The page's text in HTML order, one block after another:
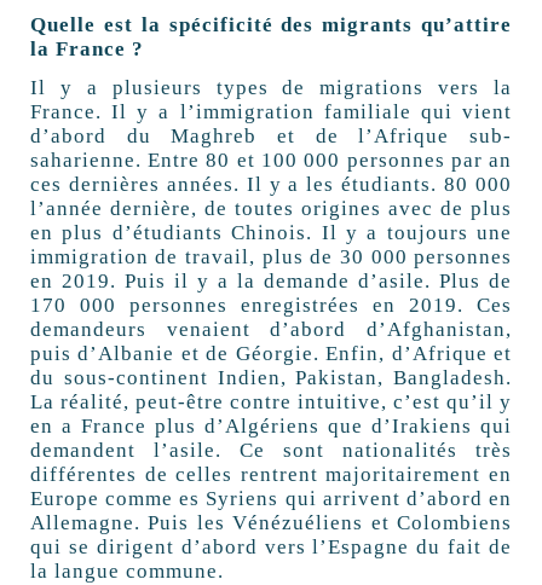
Quelle est la spécificité des migrants qu’attire
la France ?
Il y a plusieurs types de migrations vers la
France. Il y a l’immigration familiale qui vient
d’abord du Maghreb et de l’Afrique sub-
saharienne. Entre 80 et 100 000 personnes par an
ces dernières années. Il y a les étudiants. 80 000
l’année dernière, de toutes origines avec de plus
en plus d’étudiants Chinois. Il y a toujours une
immigration de travail, plus de 30 000 personnes
en 2019. Puis il y a la demande d’asile. Plus de
170 000 personnes enregistrées en 2019. Ces
demandeurs venaient d’abord d’Afghanistan,
puis d’Albanie et de Géorgie. Enfin, d’Afrique et
du sous-continent Indien, Pakistan, Bangladesh.
La réalité, peut-être contre intuitive, c’est qu’il y
en a France plus d’Algériens que d’Irakiens qui
demandent l’asile. Ce sont nationalités très
différentes de celles rentrent majoritairement en
Europe comme es Syriens qui arrivent d’abord en
Allemagne. Puis les Vénézuéliens et Colombiens
qui se dirigent d’abord vers l’Espagne du fait de
la langue commune.